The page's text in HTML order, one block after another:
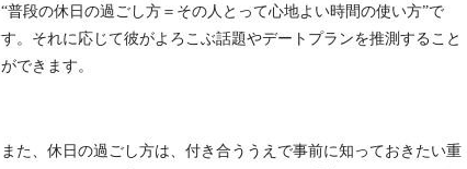
“普段の休日の過ごし方＝その人とって心地よい時間の使い方”で
す。それに応じて彼がよろこぶ話題やデートプランを推測すること
ができます。
また、休日の過ごし方は、付き合ううえで事前に知っておきたい重